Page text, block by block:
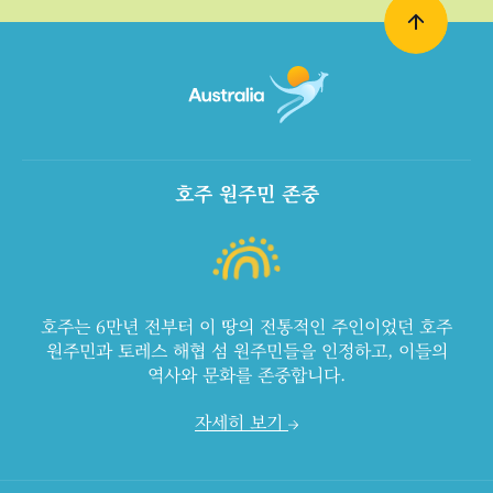
호주 원주민 존중
호주는 6만년 전부터 이 땅의 전통적인 주인이었던 호주
원주민과 토레스 해협 섬 원주민들을 인정하고, 이들의
역사와 문화를 존중합니다.
자세히 보기